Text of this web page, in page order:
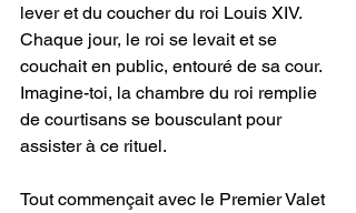
lever et du coucher du roi Louis XIV.
Chaque jour, le roi se levait et se
couchait en public, entouré de sa cour.
Imagine-toi, la chambre du roi remplie
de courtisans se bousculant pour
assister à ce rituel.
Tout commençait avec le Premier Valet